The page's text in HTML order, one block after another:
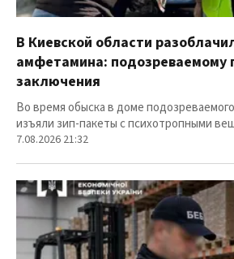
В Киевской области
амфетамина: подозреваемому
заключения
Во время обыска в доме
изъяли зип-пакеты с психотропными
7.08.2026 21:32